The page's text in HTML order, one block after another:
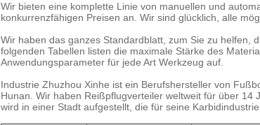
Wir bieten eine komplette Linie von manuellen und
konkurrenzfähigen Preisen an. Wir sind glücklich, alle
Wir haben das ganzes Standardblatt, zum Sie zu helfen,
folgenden Tabellen listen die maximale Stärke des
Anwendungsparameter für jede Art Werkzeug auf.
Industrie Zhuzhou Xinhe ist ein Berufshersteller von
Hunan. Wir haben Reißpflugverteiler weltweit für über
wird in einer Stadt aufgestellt, die für seine